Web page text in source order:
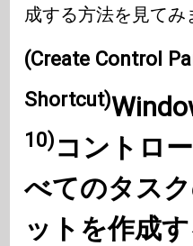
成する方法を見てみ
(Create Control
Shortcut)
10)コントロ
べてのタス
ット を作成